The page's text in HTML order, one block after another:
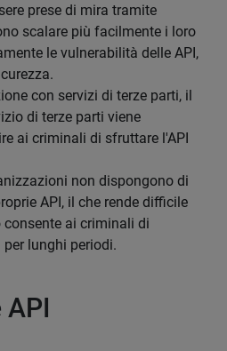
prese di mira tramite
scalare più facilmente i loro
le vulnerabilità delle API,
con servizi di terze parti, il
di terze parti viene
ai criminali di sfruttare l'API
non dispongono di
API, il che rende difficile
consente ai criminali di
lunghi periodi.